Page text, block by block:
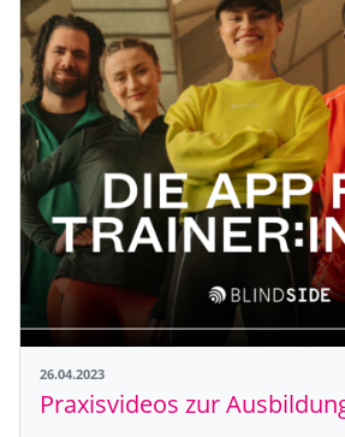
26.04.2023